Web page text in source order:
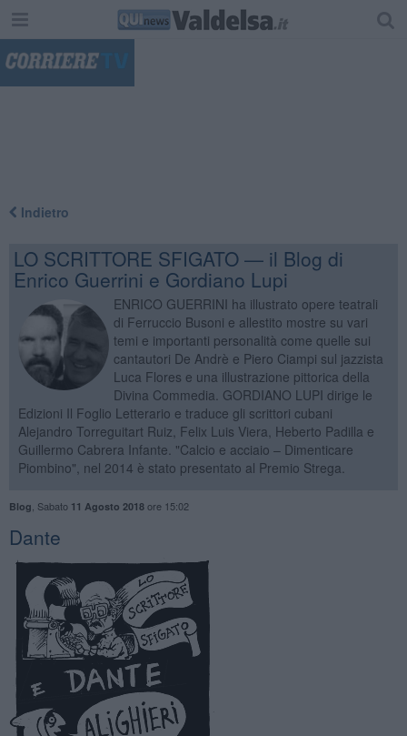
Indietro
LO SCRITTORE SFIGATO — il Blog di
Enrico Guerrini e Gordiano Lupi
ENRICO GUERRINI ha illustrato opere teatrali
di Ferruccio Busoni e allestito mostre su vari
temi e importanti personalità come quelle sui
cantautori De Andrè e Piero Ciampi sul jazzista
Luca Flores e una illustrazione pittorica della
Divina Commedia. GORDIANO LUPI dirige le
Edizioni Il Foglio Letterario e traduce gli scrittori cubani
Alejandro Torreguitart Ruiz, Felix Luis Viera, Heberto Padilla e
Guillermo Cabrera Infante. "Calcio e acciaio – Dimenticare
Piombino", nel 2014 è stato presentato al Premio Strega.
Blog Sabato 11 Agosto 2018ore 15:02
Dante